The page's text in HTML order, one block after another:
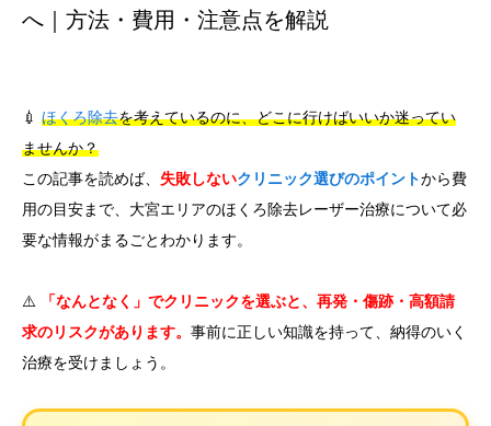
へ｜方法・費用・注意点を解説
💉 ほくろ除去を考えているのに、どこに行けばいいか迷ってい
ませんか？
この記事を読めば、 失敗しないクリニック選びのポイントから費
用の目安まで、大宮エリアのほくろ除去レーザー治療について必
要な情報がまるごとわかります。
⚠️
「なんとなく」でクリニックを選ぶと、再発・傷跡・高額請
求のリスクがあります。 事前に正しい知識を持って、納得のいく
治療を受けましょう。